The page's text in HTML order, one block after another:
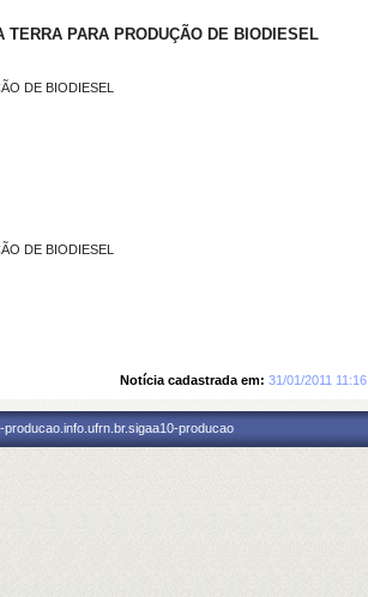
PARA PRODUÇÃO DE BIODIESEL
DE BIODIESEL
DE BIODIESEL
Notícia cadastrada em: 31/01/2011 11:16
producao